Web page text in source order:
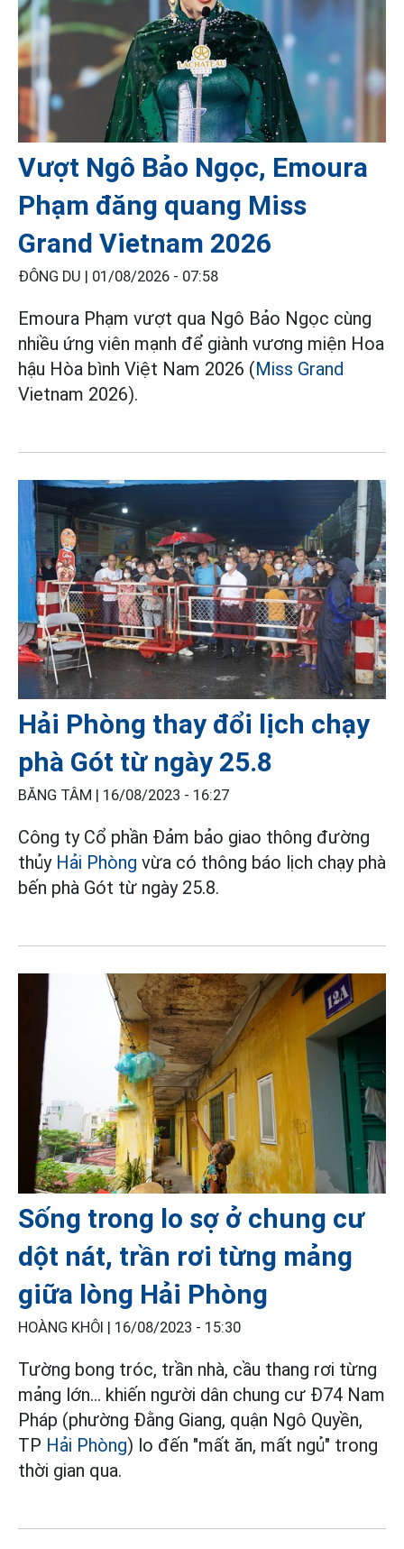
Vượt Ngô Bảo Ngọc, Emoura
Phạm đăng quang Miss
Grand Vietnam 2026
ĐÔNG DU | 01/08/2026 - 07:58
Emoura Phạm vượt qua Ngô Bảo Ngọc cùng
nhiều ứng viên mạnh để giành vương miện Hoa
hậu Hòa bình Việt Nam 2026 (Miss Grand
Vietnam 2026).
Hải Phòng thay đổi lịch chạy
phà Gót từ ngày 25.8
BĂNG TÂM | 16/08/2023 - 16:27
Công ty Cổ phần Đảm bảo giao thông đường
thủy Hải Phòng vừa có thông báo lịch chạy phà
bến phà Gót từ ngày 25.8.
Sống trong lo sợ ở chung cư
dột nát, trần rơi từng mảng
giữa lòng Hải Phòng
HOÀNG KHÔI | 16/08/2023 - 15:30
Tường bong tróc, trần nhà, cầu thang rơi từng
mảng lớn... khiến người dân chung cư Đ74 Nam
Pháp (phường Đằng Giang, quận Ngô Quyền,
TP Hải Phòng) lo đến "mất ăn, mất ngủ" trong
thời gian qua.